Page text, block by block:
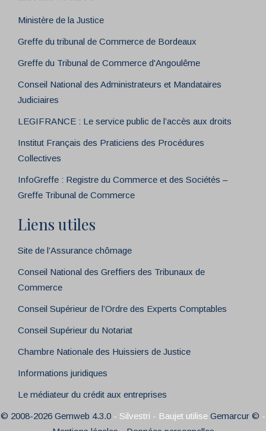
Ministère de la Justice
Greffe du tribunal de Commerce de Bordeaux
Greffe du Tribunal de Commerce d'Angoulême
Conseil National des Administrateurs et Mandataires
Judiciaires
LEGIFRANCE : Le service public de l’accès aux droits
Institut Français des Praticiens des Procédures
Collectives
InfoGreffe : Registre du Commerce et des Sociétés –
Greffe Tribunal de Commerce
Liens utiles
Site de l’Assurance chômage
Conseil National des Greffiers des Tribunaux de
Commerce
Conseil Supérieur de l’Ordre des Experts Comptables
Conseil Supérieur du Notariat
Chambre Nationale des Huissiers de Justice
Informations juridiques
Le médiateur du crédit aux entreprises
© 2008-2026 Gemweb 4.3.0 - Silvestri - Baujet utilise Gemarcur © -